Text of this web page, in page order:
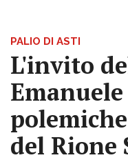
PALIO DI ASTI
L'invito
del Rione